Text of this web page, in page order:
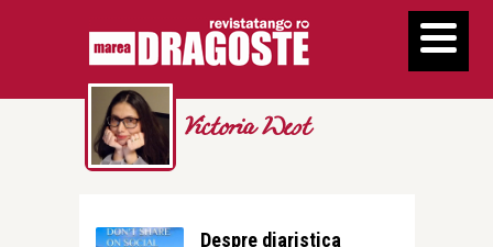
Victoria West
Despre diaristica